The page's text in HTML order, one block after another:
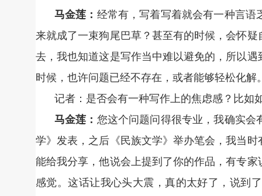
马金莲： 经常有，写着写着就会有一种言
来就成了一束狗尾巴草？甚至有的时候，会怀
去，我也知道这是写作当中难以避免的，所以
时候，也许问题已经不存在，或者能够轻松化解
记者：是否会有一种写作上的焦虑感？比如
马金莲： 您这个问题问得很专业，我确实
学》发表，之后《民族文学》举办笔会，我当
能给我分享，他说会上提到了你的作品，有专
感觉。这话让我心头大震，真的太好了，说到